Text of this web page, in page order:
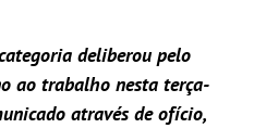
deliberou pelo
ao trabalho nesta terça-
através de ofício,